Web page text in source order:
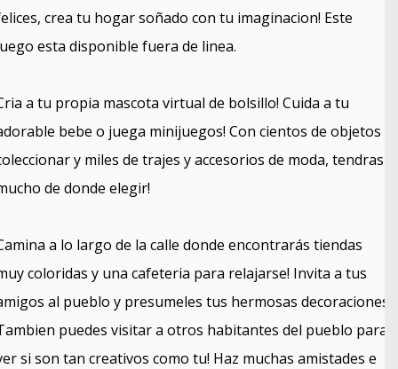
crea tu hogar soñado con tu imaginacion! Este
esta disponible fuera de linea.
a tu propia mascota virtual de bolsillo! Cuida a tu
bebe o juega minijuegos! Con cientos de objetos a
y miles de trajes y accesorios de moda, tendras
de donde elegir!
a lo largo de la calle donde encontrarás tiendas
coloridas y una cafeteria para relajarse! Invita a tus
al pueblo y presumeles tus hermosas decoraciones!
puedes visitar a otros habitantes del pueblo para
si son tan creativos como tu! Haz muchas amistades e